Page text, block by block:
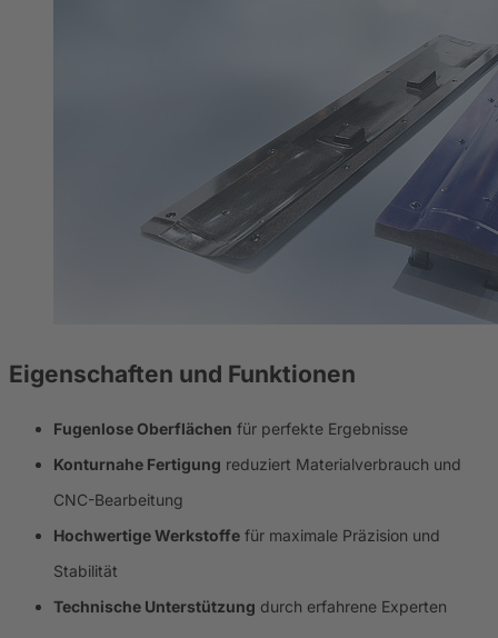
Eigenschaften und Funktionen
Fugenlose Oberflächen für perfekte Ergebnisse
Konturnahe Fertigung reduziert Materialverbrauch und
CNC-Bearbeitung
Hochwertige Werkstoffe für maximale Präzision und
Stabilität
Technische Unterstützung durch erfahrene Experten